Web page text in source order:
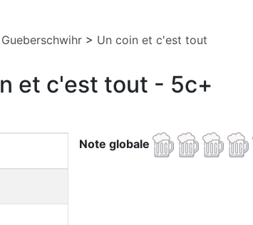
> Un coin et c'est tout
et c'est tout - 5c+
Note globale